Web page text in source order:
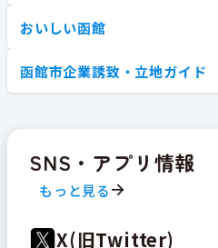
おいしい函館
函館市企業誘致・立地ガイド
SNS・アプリ情報
もっと見る
X(旧Twitter)